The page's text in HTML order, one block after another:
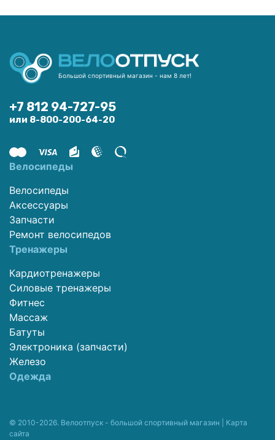
Большой спортивный магазин - нам 8 лет!
+7 812 94-727-95
или 8-800-200-64-20
Велосипеды
Велосипеды
Аксессуары
Запчасти
Ремонт велосипедов
Тренажеры
Кардиотренажеры
Силовые тренажеры
Фитнес
Массаж
Батуты
Электроника (запчасти)
Железо
Одежда
© 2010-2026. Велоотпуск - большой спортивный магазин | Карта
сайта